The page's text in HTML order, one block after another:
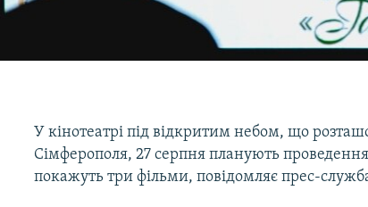
У кінотеатрі під відкритим небом, що
Сімферополя, 27 серпня планують
покажуть три фільми, повідомляє прес-служба